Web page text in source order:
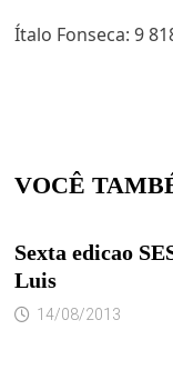
Ítalo Fonseca: 9
VOCÊ
Sexta edicao
Luis
14/08/2013